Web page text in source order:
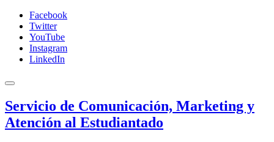
Facebook
Twitter
YouTube
Instagram
LinkedIn
Servicio de Comunicación, Marketing y
Atención al Estudiantado